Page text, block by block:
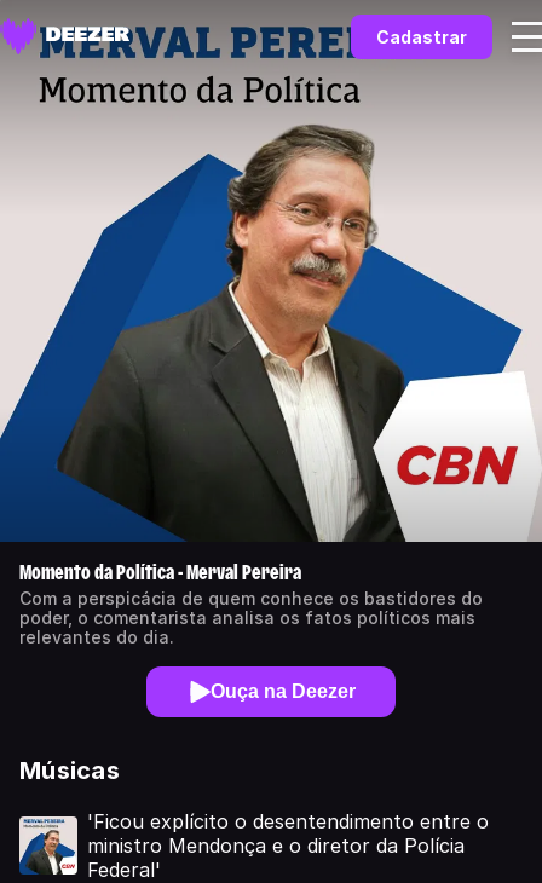
Cadastrar
Momento da Política - Merval Pereira
Com a perspicácia de quem conhece os bastidores do
poder, o comentarista analisa os fatos políticos mais
relevantes do dia.
Ouça na Deezer
Músicas
'Ficou explícito o desentendimento entre o
ministro Mendonça e o diretor da Polícia
Federal'